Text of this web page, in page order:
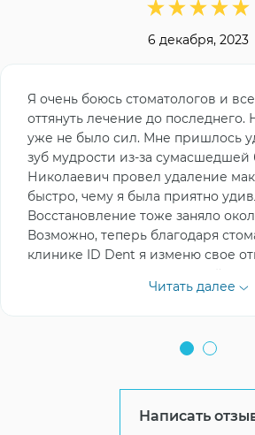
6 декабря, 2023
Я очень боюсь стоматологов и
оттянуть лечение до последнего.
уже не было сил. Мне пришлось
зуб мудрости из-за
Николаевич провел удаление
быстро, чему я была приятно
Восстановление тоже заняло
Возможно, теперь благодаря
клинике ID Dent я изменю свое
стоматологам, так как данный
однозначно положительным.
Читать далее
Написать